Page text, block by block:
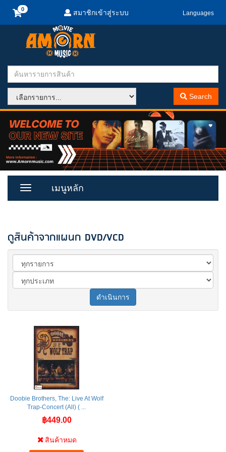
สมาชิกเข้าสู่ระบบ Languages
Search
Toggle
เมนูหลัก
ดูสินค้าจากแผนก DVD/VCD
ดำเนินการ
Doobie Brothers, The: Live At Wolf
Trap-Concert (All) ( ...
฿449.00
สินค้าหมด